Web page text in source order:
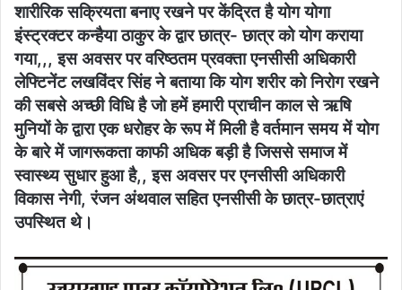
शारीरिक सक्रियता बनाए रखने पर केंद्रित है योग योगा
इंस्ट्रक्टर कन्हैया ठाकुर के द्वार छात्र- छात्र को योग कराया
गया,,, इस अवसर पर वरिष्ठतम प्रवक्ता एनसीसी अधिकारी
लेफ्टिनेंट लखविंदर सिंह ने बताया कि योग शरीर को निरोग रखने
की सबसे अच्छी विधि है जो हमें हमारी प्राचीन काल से ऋषि
मुनियों के द्वारा एक धरोहर के रूप में मिली है वर्तमान समय में योग
के बारे में जागरूकता काफी अधिक बड़ी है जिससे समाज में
स्वास्थ्य सुधार हुआ है,, इस अवसर पर एनसीसी अधिकारी
विकास नेगी, रंजन अंथवाल सहित एनसीसी के छात्र-छात्राएं
उपस्थित थे।